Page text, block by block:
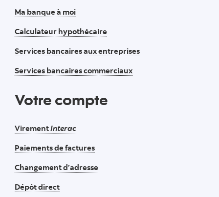
Ma banque à moi
Calculateur hypothécaire
Services bancaires aux entreprises
Services bancaires commerciaux
Votre compte
VirementInterac
Paiements de factures
Changement d’adresse
Dépôt direct